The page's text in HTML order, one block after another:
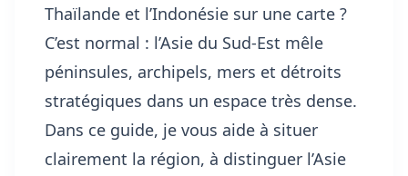
Thaïlande et l’Indonésie sur une carte ?
C’est normal : l’Asie du Sud-Est mêle
péninsules, archipels, mers et détroits
stratégiques dans un espace très dense.
Dans ce guide, je vous aide à situer
clairement la région, à distinguer l’Asie